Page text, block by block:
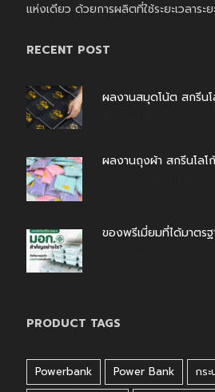
แห่งเดียว ด้วยการผลิตที่ใช้ระยะเวลาระย
RECENT POST
ผลงานสมุดโน้ต สกรีน
ผลงานถุงผ้า สกรีนโลโ
ของพรีเมี่ยมที่ได้มาตร
PRODUCT TAGS
Powerbank Power Bank
กร